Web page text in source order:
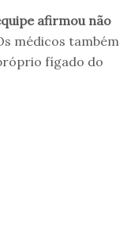
afirmou não
médicos também
fígado do